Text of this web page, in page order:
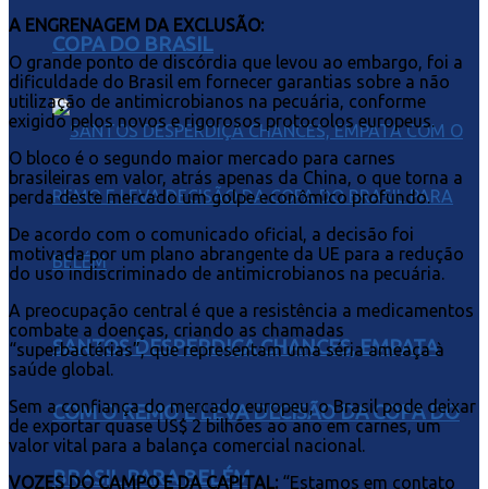
COPA DO BRASIL
SANTOS DESPERDIÇA CHANCES, EMPATA
COM O REMO E LEVA DECISÃO DA COPA DO
BRASIL PARA BELÉM
A ENGRENAGEM DA EXCLUSÃO:
O grande ponto de discórdia que levou ao embargo, foi a
dificuldade do Brasil em fornecer garantias sobre a não
utilização de antimicrobianos na pecuária, conforme
exigido pelos novos e rigorosos protocolos europeus.
O bloco é o segundo maior mercado para carnes
brasileiras em valor, atrás apenas da China, o que torna a
perda deste mercado um golpe econômico profundo.
De acordo com o comunicado oficial, a decisão foi
motivada por um plano abrangente da UE para a redução
do uso indiscriminado de antimicrobianos na pecuária.
A preocupação central é que a resistência a medicamentos
combate a doenças, criando as chamadas
“superbactérias”, que representam uma séria ameaça à
saúde global.
Sem a confiança do mercado europeu, o Brasil pode deixar
de exportar quase US$ 2 bilhões ao ano em carnes, um
valor vital para a balança comercial nacional.
VOZES DO CAMPO E DA CAPITAL: “Estamos em contato